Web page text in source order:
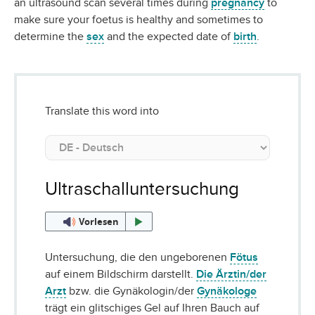
make sure your foetus is healthy and sometimes to
determine the sex and the expected date of birth
Translate this word into
Ultraschalluntersuchung
Vorlesen
Untersuchung, die den ungeborenen Fötus
auf einem Bildschirm darstellt. Die Ärztin/der
Arzt bzw. die Gynäkologin/der Gynäkologe
trägt ein glitschiges Gel auf Ihren Bauch auf